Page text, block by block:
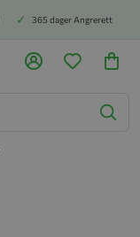
365 dager Angrerett